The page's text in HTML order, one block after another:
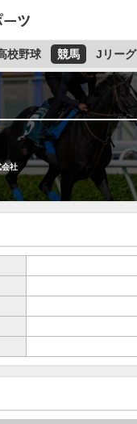
校野球 競馬 Jリーグ
会社